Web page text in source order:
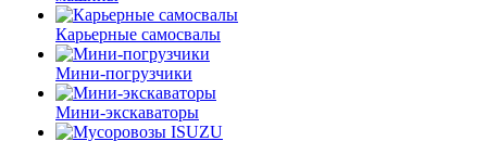
Карьерные самосвалы
Мини-погрузчики
Мини-экскаваторы